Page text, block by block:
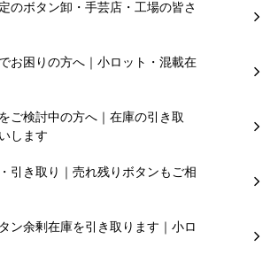
のボタン卸・手芸店・工場の皆さ
お困りの方へ｜小ロット・混載在
ご検討中の方へ｜在庫の引き取
します
引き取り｜売れ残りボタンもご相
ン余剰在庫を引き取ります｜小ロ